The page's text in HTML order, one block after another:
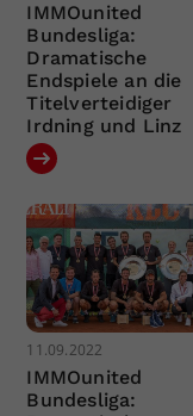
IMMOunited
Bundesliga:
Dramatische
Endspiele an die
Titelverteidiger
Irdning und Linz
11.09.2022
IMMOunited
Bundesliga: